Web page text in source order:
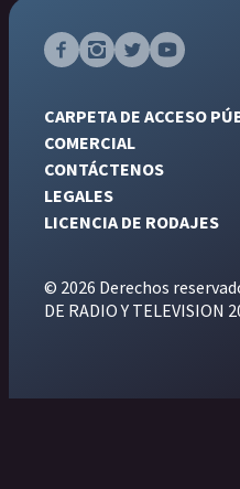
CARPETA DE ACCESO
COMERCIAL
CONTÁCTENOS
LEGALES
LICENCIA DE RODAJES
© 2026 Derechos
DE RADIO Y TELEVISION